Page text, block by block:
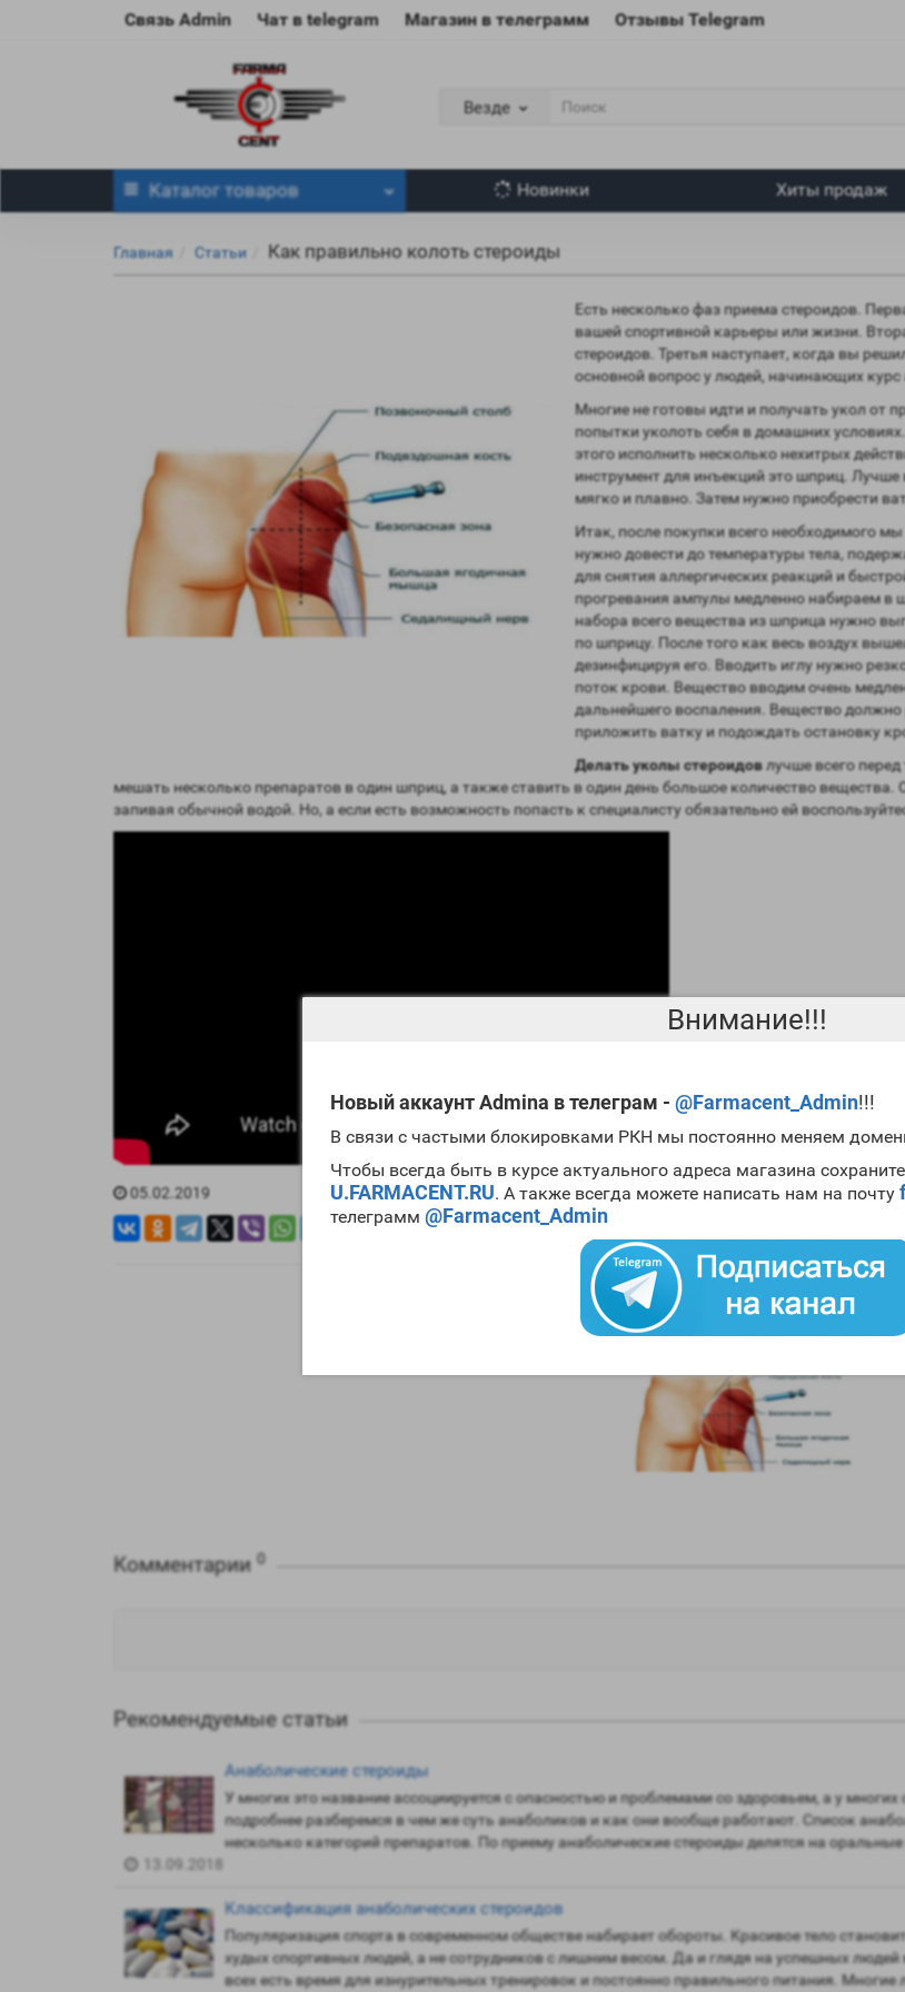
Внимание!!!
Новый аккаунт Admina в телеграм - @Farmacent_Admin!!!
В связи с частыми блокировками РКН мы постоянно меняем
Чтобы всегда быть в курсе актуального адреса магазина
U.FARMACENT.RU. А также всегда можете написать нам на почту
телеграмм @Farmacent_Admin
Связь Admin Чат в telegram Магазин в телеграмм Отзывы Telegram
Везде
Каталог товаров Новинки Хиты продаж
Главная Статьи Как правильно колоть стероиды
Есть несколько фаз приема стероидов.
вашей спортивной карьеры или жизни.
стероидов. Третья наступает, когда вы
основной вопрос у людей, начинающих курс
Многие не готовы идти и получать укол от
попытки уколоть себя в домашних
этого исполнить несколько нехитрых
инструмент для инъекций это шприц.
мягко и плавно. Затем нужно приобрести
Итак, после покупки всего необходимого
нужно довести до температуры тела,
для снятия аллергических реакций и
прогревания ампулы медленно набираем в
набора всего вещества из шприца нужно
по шприцу. После того как весь воздух
дезинфицируя его. Вводить иглу нужно
поток крови. Вещество вводим очень
дальнейшего воспаления. Вещество
приложить ватку и подождать остановку
Делать уколы стероидовлучше всего
мешать несколько препаратов в один шприц, а также ставить в один день большое количество
запивая обычной водой. Но, а если есть возможность попасть к специалисту обязательно ей
05.02.2019
Комментарии 0
Рекомендуемые статьи
Анаболические стероиды
У многих это название ассоциируется с опасностью и проблемами со здоровьем, а у
подробнее разберемся в чем же суть анаболиков и как они вообще работают. Список
несколько категорий препаратов. По приему анаболические стероиды делятся на
13.09.2018
Классификация анаболических стероидов
Популяризация спорта в современном обществе набирает обороты. Красивое тело
худых спортивных людей, а не сотрудников с лишним весом. Да и глядя на успешных людей
всех есть время для изнурительных тренировок и постоянно правильного питания.